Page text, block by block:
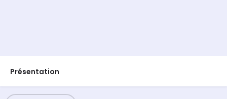
Présentation